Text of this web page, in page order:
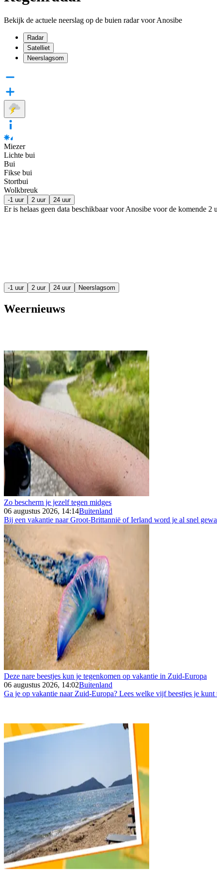
Bekijk de actuele neerslag op de buien radar voor Anosibe
Radar
Satelliet
Neerslagsom
Miezer
Lichte bui
Bui
Fikse bui
Stortbui
Wolkbreuk
-1 uur 2 uur 24 uur
Er is helaas geen data beschikbaar voor Anosibe voor de komende 2
-1 uur 2 uur 24 uur Neerslagsom
Weernieuws
Zo bescherm je jezelf tegen midges
06 augustus 2026, 14:14Buitenland
Bij een vakantie naar Groot-Brittannië of Ierland word je al snel
Deze nare beestjes kun je tegenkomen op vakantie in Zuid-Europa
06 augustus 2026, 14:02Buitenland
Ga je op vakantie naar Zuid-Europa? Lees welke vijf beestjes je kunt